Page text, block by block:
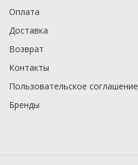
Оплата
Доставка
Возврат
Контакты
Пользовательское соглашение
Бренды